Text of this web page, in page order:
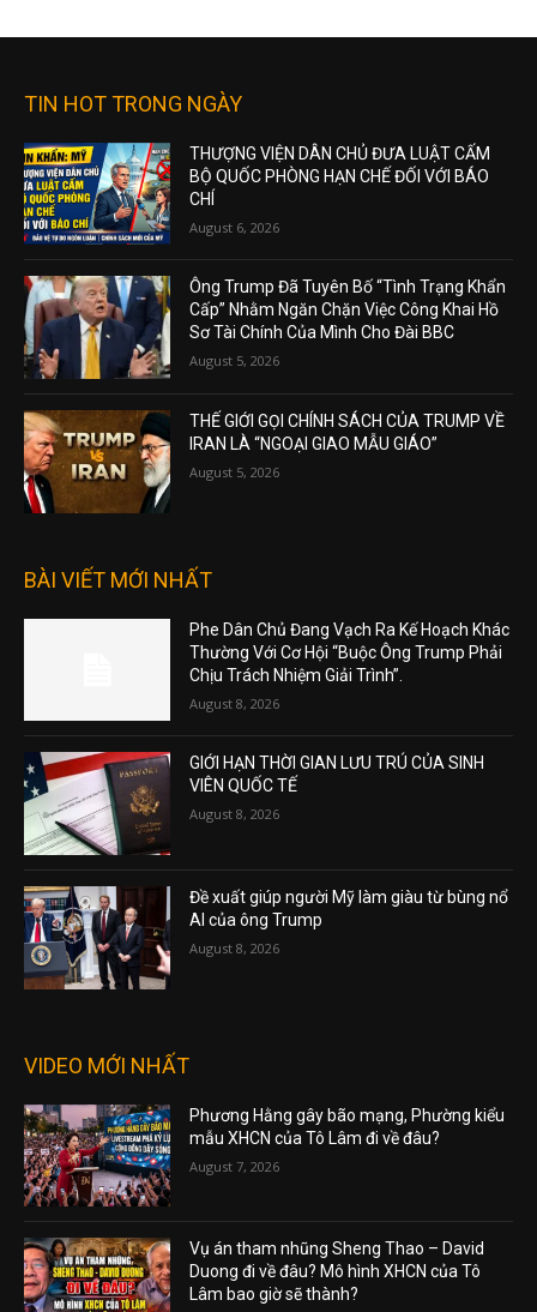
TIN HOT TRONG NGÀY
THƯỢNG VIỆN DÂN CHỦ ĐƯA LUẬT CẤM
BỘ QUỐC PHÒNG HẠN CHẾ ĐỐI VỚI BÁO
CHÍ
August 6, 2026
Ông Trump Đã Tuyên Bố “Tình Trạng Khẩn
Cấp” Nhằm Ngăn Chặn Việc Công Khai Hồ
Sơ Tài Chính Của Mình Cho Đài BBC
August 5, 2026
THẾ GIỚI GỌI CHÍNH SÁCH CỦA TRUMP VỀ
IRAN LÀ “NGOẠI GIAO MẪU GIÁO”
August 5, 2026
BÀI VIẾT MỚI NHẤT
Phe Dân Chủ Đang Vạch Ra Kế Hoạch Khác
Thường Với Cơ Hội “Buộc Ông Trump Phải
Chịu Trách Nhiệm Giải Trình”.
August 8, 2026
GIỚI HẠN THỜI GIAN LƯU TRÚ CỦA SINH
VIÊN QUỐC TẾ
August 8, 2026
Đề xuất giúp người Mỹ làm giàu từ bùng nổ
AI của ông Trump
August 8, 2026
VIDEO MỚI NHẤT
Phương Hằng gây bão mạng, Phường kiểu
mẫu XHCN của Tô Lâm đi về đâu?
August 7, 2026
Vụ án tham nhũng Sheng Thao – David
Duong đi về đâu? Mô hình XHCN của Tô
Lâm bao giờ sẽ thành?